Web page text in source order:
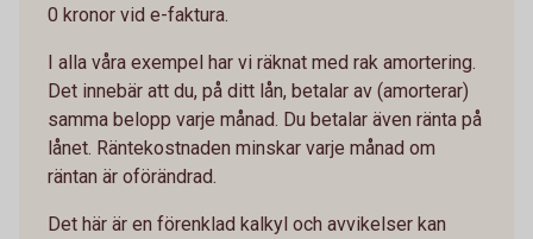
0 kronor vid e-faktura.
I alla våra exempel har vi räknat med rak amortering.
Det innebär att du, på ditt lån, betalar av (amorterar)
samma belopp varje månad. Du betalar även ränta på
lånet. Räntekostnaden minskar varje månad om
räntan är oförändrad.
Det här är en förenklad kalkyl och avvikelser kan